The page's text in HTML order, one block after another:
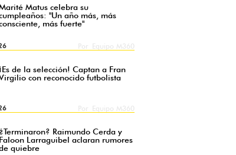
Matus celebra su
"Un año más, más
más fuerte"
¡Es de la selección! Captan a Fran
con reconocido futbolista
¿Terminaron? Raimundo Cerda y
Faloon Larraguibel aclaran rumores
quiebre